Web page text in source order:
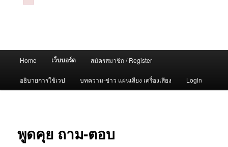
Home เว็บบอร์ด สมัครสมาชิก / Register
อธิบายการใช้เวป บทความ-ข่าว แผ่นเสียง เครื่องเสียง Login
พูดคุย ถาม-ตอบ
Failed to initialize plugin: wplink